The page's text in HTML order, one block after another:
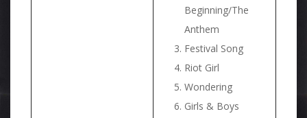
Beginning/The
Anthem
Festival Song
Riot Girl
Wondering
Girls & Boys